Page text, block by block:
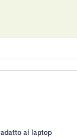
adatto ai laptop